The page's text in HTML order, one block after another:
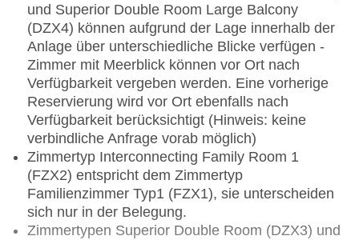
und Superior Double Room Large Balcony
(DZX4) können aufgrund der Lage innerhalb der
Anlage über unterschiedliche Blicke verfügen -
Zimmer mit Meerblick können vor Ort nach
Verfügbarkeit vergeben werden. Eine vorherige
Reservierung wird vor Ort ebenfalls nach
Verfügbarkeit berücksichtigt (Hinweis: keine
verbindliche Anfrage vorab möglich)
Zimmertyp Interconnecting Family Room 1
(FZX2) entspricht dem Zimmertyp
Familienzimmer Typ1 (FZX1), sie unterscheiden
sich nur in der Belegung.
Zimmertypen Superior Double Room (DZX3) und